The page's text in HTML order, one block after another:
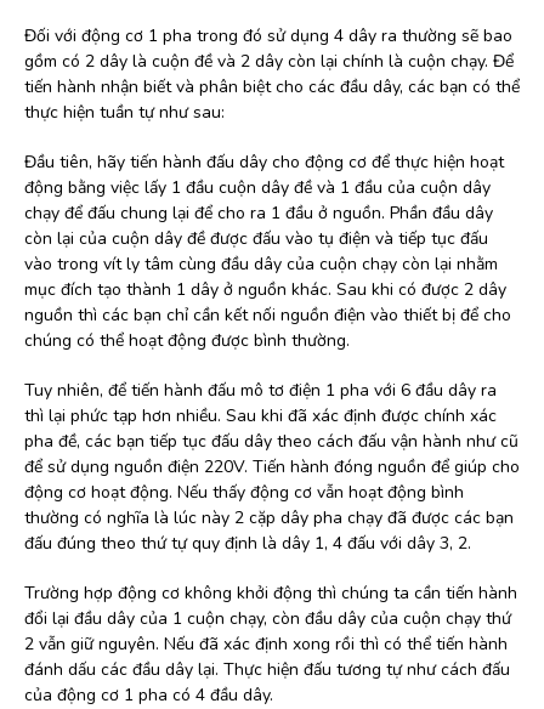
Đối với động cơ 1 pha trong đó sử dụng 4 dây ra thường sẽ bao
gồm có 2 dây là cuộn đề và 2 dây còn lại chính là cuộn chạy. Để
tiến hành nhận biết và phân biệt cho các đầu dây, các bạn có thể
thực hiện tuần tự như sau:
Đầu tiên, hãy tiến hành đấu dây cho động cơ để thực hiện hoạt
động bằng việc lấy 1 đầu cuộn dây đề và 1 đầu của cuộn dây
chạy để đấu chung lại để cho ra 1 đầu ở nguồn. Phần đầu dây
còn lại của cuộn dây đề được đấu vào tụ điện và tiếp tục đấu
vào trong vít ly tâm cùng đầu dây của cuộn chạy còn lại nhằm
mục đích tạo thành 1 dây ở nguồn khác. Sau khi có được 2 dây
nguồn thì các bạn chỉ cần kết nối nguồn điện vào thiết bị để cho
chúng có thể hoạt động được bình thường.
Tuy nhiên, để tiến hành đấu mô tơ điện 1 pha với 6 đầu dây ra
thì lại phức tạp hơn nhiều. Sau khi đã xác định được chính xác
pha đề, các bạn tiếp tục đấu dây theo cách đấu vận hành như cũ
để sử dụng nguồn điện 220V. Tiến hành đóng nguồn để giúp cho
động cơ hoạt động. Nếu thấy động cơ vẫn hoạt động bình
thường có nghĩa là lúc này 2 cặp dây pha chạy đã được các bạn
đấu đúng theo thứ tự quy định là dây 1, 4 đấu với dây 3, 2.
Trường hợp động cơ không khởi động thì chúng ta cần tiến hành
đổi lại đầu dây của 1 cuộn chạy, còn đầu dây của cuộn chạy thứ
2 vẫn giữ nguyên. Nếu đã xác định xong rồi thì có thể tiến hành
đánh dấu các đầu dây lại. Thực hiện đấu tương tự như cách đấu
của động cơ 1 pha có 4 đầu dây.